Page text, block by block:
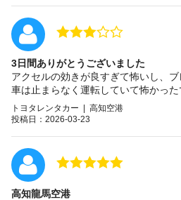
3日間ありがとうございました
アクセルの効きが良すぎて怖いし、
車は止まらなく運転していて怖かった
トヨタレンタカー | 高知空港
投稿日：2026-03-23
高知龍馬空港